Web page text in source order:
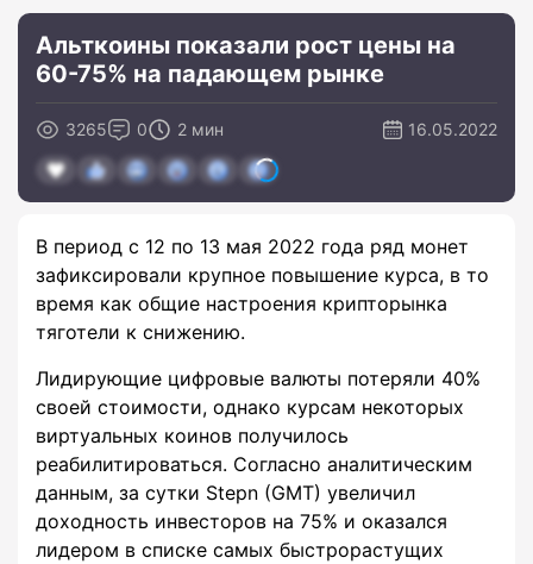
Альткоины показали рост цены на
60-75% на падающем рынке
3265 0 2 мин 16.05.2022
В период с 12 по 13 мая 2022 года ряд монет
зафиксировали крупное повышение курса, в то
время как общие настроения крипторынка
тяготели к снижению.
Лидирующие цифровые валюты потеряли 40%
своей стоимости, однако курсам некоторых
виртуальных коинов получилось
реабилитироваться. Согласно аналитическим
данным, за сутки Stepn (GMT) увеличил
доходность инвесторов на 75% и оказался
лидером в списке самых быстрорастущих